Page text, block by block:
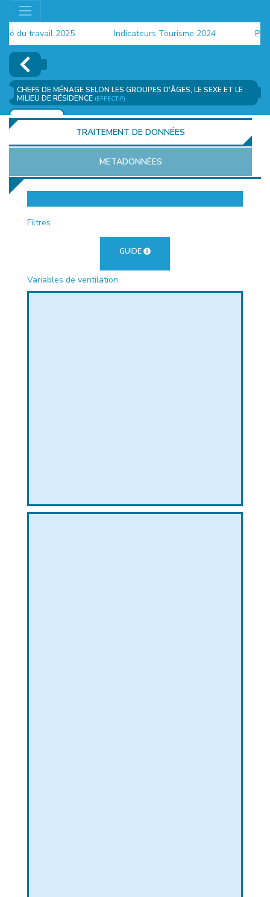
travail 2025 Indicateurs Tourisme 2024
CHEFS DE MÉNAGE SELON LES GROUPES D'ÂGES, LE SEXE ET LE
MILIEU DE RÉSIDENCE (EFFECTIF)
AJOUTER
TRAITEMENT DE DONNÉES
METADONNÉES
Filtres
GUIDE
Variables de ventilation